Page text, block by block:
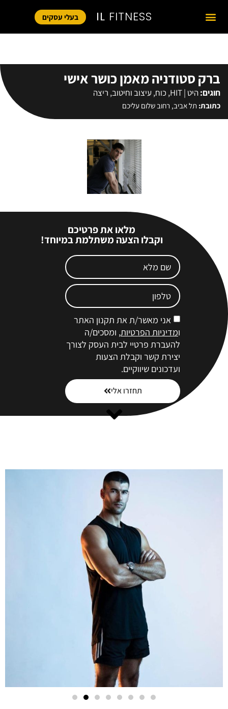
IL FITNESS בעלי עסקים
ברק סטודניה מאמן כושר אישי
חוגים:היט | HIT , כוח,עיצוב וחיטוב, ריצה
כתובת: תל אביב, רחוב שלום עליכם
מלאו את פרטיכם
וקבלו הצעה משתלמת במיוחד!
אני מאשר/ת את תקנון האתר
ומדיניות הפרטיות, ומסכים/ה
להעברת פרטיי לבית העסק לצורך
יצירת קשר וקבלת הצעות
ועדכונים שיווקיים.
תחזרו אלי